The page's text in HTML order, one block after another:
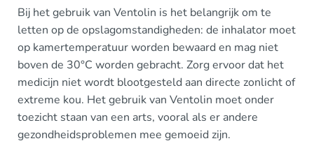
Bij het gebruik van Ventolin is het belangrijk om te
letten op de opslagomstandigheden: de inhalator moet
op kamertemperatuur worden bewaard en mag niet
boven de 30°C worden gebracht. Zorg ervoor dat het
medicijn niet wordt blootgesteld aan directe zonlicht of
extreme kou. Het gebruik van Ventolin moet onder
toezicht staan van een arts, vooral als er andere
gezondheidsproblemen mee gemoeid zijn.